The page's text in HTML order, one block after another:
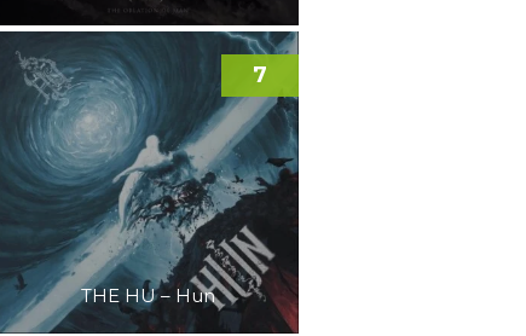
THE HU – Hun
7